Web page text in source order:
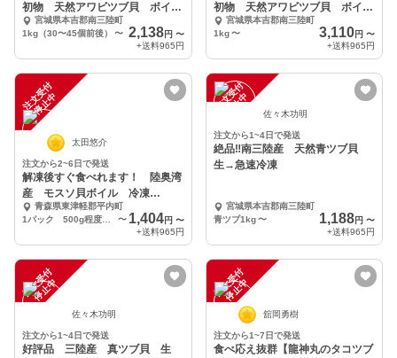
初物 天然アワビツブ貝 ボイル
後急速冷凍1kg
宮城県本吉郡南三陸町
1kg（30〜45個前後）
〜 2,138円 〜
+送料965円
初物 天然アワビツブ貝 ボイル
後急速冷凍1kg
宮城県本吉郡南三陸町
1kg 〜 3,110円 〜
+送料965円
注
文
受
付
停
止
中
太田悠介
注文から2~6日で発送
解凍後すぐ食べれます！ 陸奥湾
産 モスソ貝ボイル 冷凍
500g〜2kg程度
青森県東津軽郡平内町
〜 1,404円 〜
+送料965円
注
文
受
付
停
止
中 佐々木功明
注文から1~4日で発送
絶品‼︎南三陸産 天然青ツブ貝
生→急速冷凍
宮城県本吉郡南三陸町
青ツブ1kg 〜 1,188円 〜
+送料965円
注
文
受
付
停
止
中
佐々木功明
注文から1~4日で発送
好評品 三陸産 真ツブ貝 生
注
文
受
付
停
止
中
舘岡勇樹
注文から1~7日で発送
食べ応え抜群【龍神丸のタコツブ